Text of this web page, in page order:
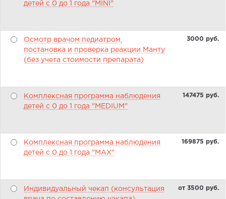
детей с 0 до 1 года "MINI"
Осмотр врачом педиатром,
постановка и проверка реакции Манту
(без учета стоимости препарата)
3000 pуб.
Комплексная программа наблюдения
детей с 0 до 1 года "MEDIUM"
147475 pуб.
Комплексная программа наблюдения
детей с 0 до 1 года "MAX"
169875 pуб.
Индивидуальный чекап (консультация
от 3500 pуб.